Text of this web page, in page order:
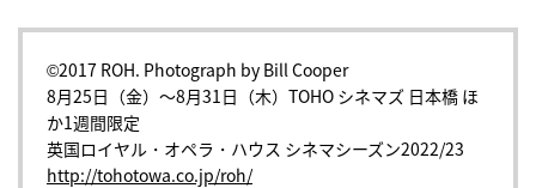
©2017 ROH. Photograph by Bill Cooper
8月25日（金）〜8月31日（木）TOHO シネマズ 日本橋 ほ
か1週間限定
英国ロイヤル・オペラ・ハウス シネマシーズン2022/23
http://tohotowa.co.jp/roh/